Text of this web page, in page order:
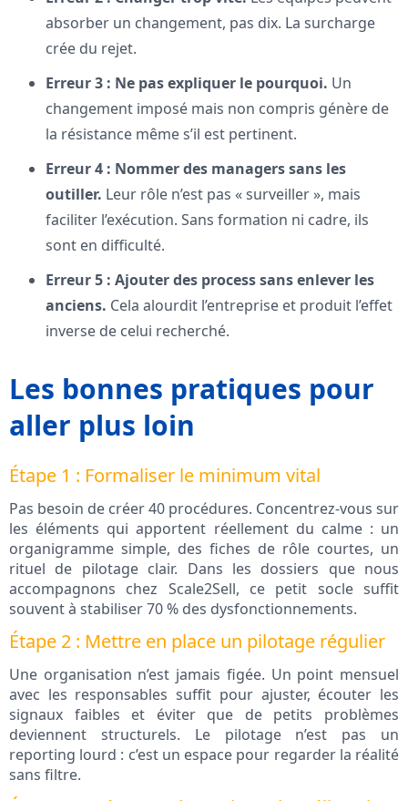
absorber un changement, pas dix. La surcharge
crée du rejet.
Erreur 3 : Ne pas expliquer le pourquoi. Un
changement imposé mais non compris génère de
la résistance même s’il est pertinent.
Erreur 4 : Nommer des managers sans les
outiller. Leur rôle n’est pas « surveiller », mais
faciliter l’exécution. Sans formation ni cadre, ils
sont en difficulté.
Erreur 5 : Ajouter des process sans enlever les
anciens. Cela alourdit l’entreprise et produit l’effet
inverse de celui recherché.
Les bonnes pratiques pour
aller plus loin
Étape 1 : Formaliser le minimum vital
Pas besoin de créer 40 procédures. Concentrez-vous sur
les éléments qui apportent réellement du calme : un
organigramme simple, des fiches de rôle courtes, un
rituel de pilotage clair. Dans les dossiers que nous
accompagnons chez Scale2Sell, ce petit socle suffit
souvent à stabiliser 70 % des dysfonctionnements.
Étape 2 : Mettre en place un pilotage régulier
Une organisation n’est jamais figée. Un point mensuel
avec les responsables suffit pour ajuster, écouter les
signaux faibles et éviter que de petits problèmes
deviennent structurels. Le pilotage n’est pas un
reporting lourd : c’est un espace pour regarder la réalité
sans filtre.